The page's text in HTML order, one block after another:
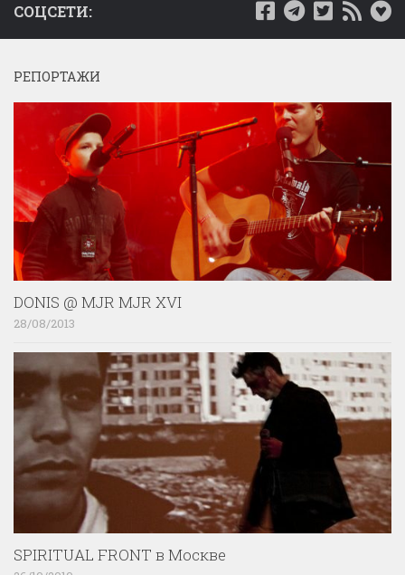
СОЦСЕТИ:
РЕПОРТАЖИ
DONIS @ MJR MJR XVI
28/08/2013
SPIRITUAL FRONT в Москве